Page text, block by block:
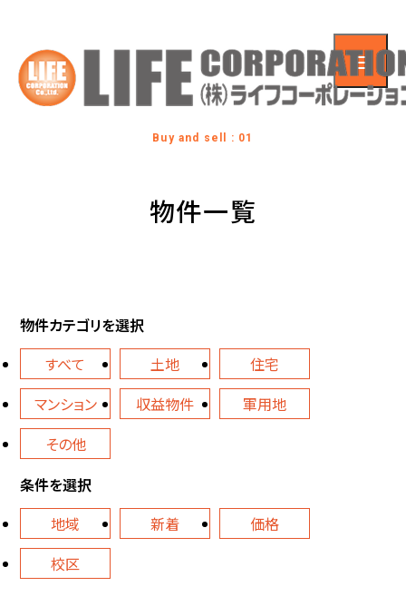
Buy and sell : 01
物件一覧
物件カテゴリを選択
すべて
土地
住宅
マンション
収益物件
軍用地
その他
条件を選択
地域
新着
価格
校区